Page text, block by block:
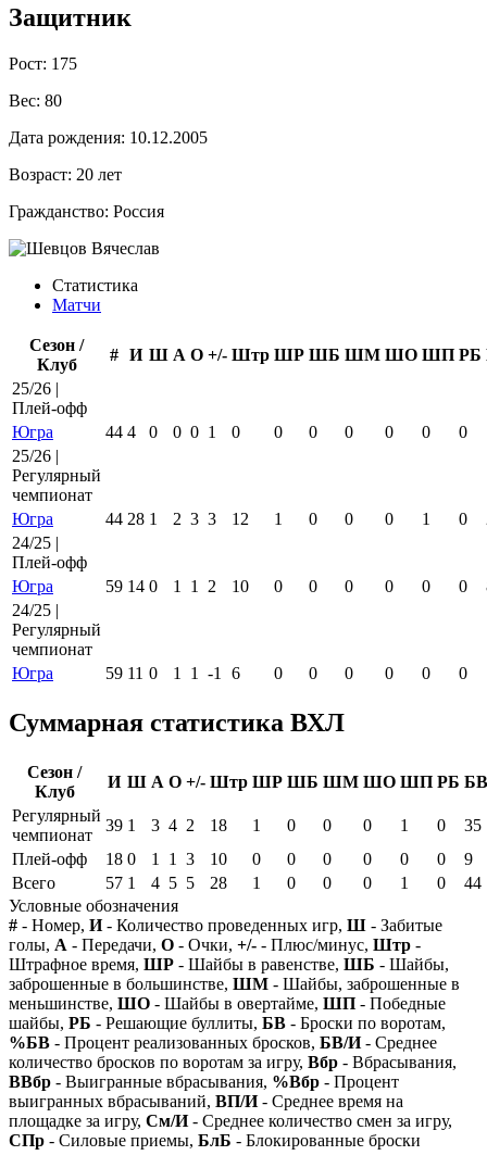
Защитник
Рост: 175
Вес: 80
Дата рождения: 10.12.2005
Возраст: 20 лет
Гражданство: Россия
Статистика
Матчи
Сезон /
Клуб
# И Ш А О +/- Штр ШР ШБ ШМ ШО ШП РБ
25/26 |
Плей-офф
Югра
44 4 0 0 0 1 0 0 0 0 0 0 0
25/26 |
Регулярный
чемпионат
Югра
44 28 1 2 3 3 12 1 0 0 0 1 0
24/25 |
Плей-офф
Югра
59 14 0 1 1 2 10 0 0 0 0 0 0
24/25 |
Регулярный
чемпионат
Югра
59 11 0 1 1 -1 6 0 0 0 0 0 0
Суммарная статистика ВХЛ
Сезон /
Клуб
И Ш А О +/- Штр ШР ШБ ШМ ШО ШП РБ БВ
Регулярный
чемпионат
39 1 3 4 2 18 1 0 0 0 1 0
35
Плей-офф
18 0 1 1 3 10 0 0 0 0 0 0
9
Всего
57 1 4 5 5 28 1 0 0 0 1 0
44
Условные обозначения
# - Номер, И- Количество проведенных игр, Ш - Забитые
голы, А - Передачи, О - Очки, +/- - Плюс/минус, Штр -
Штрафное время, ШР - Шайбы в равенстве, ШБ - Шайбы,
заброшенные в большинстве, ШМ - Шайбы, заброшенные в
меньшинстве, ШО - Шайбы в овертайме, ШП - Победные
шайбы, РБ - Решающие буллиты, БВ - Броски по воротам,
%БВ - Процент реализованных бросков, БВ/И- Среднее
количество бросков по воротам за игру, Вбр - Вбрасывания,
ВВбр - Выигранные вбрасывания, %Вбр - Процент
выигранных вбрасываний, ВП/И- Среднее время на
площадке за игру, См/И- Среднее количество смен за игру,
СПр - Силовые приемы, БлБ - Блокированные броски